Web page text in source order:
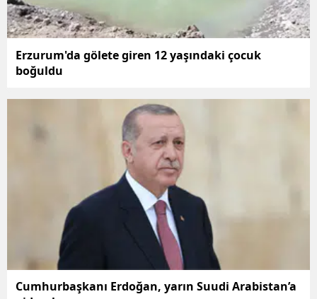
Erzurum'da gölete giren 12 yaşındaki çocuk
boğuldu
Cumhurbaşkanı Erdoğan, yarın Suudi Arabistan’a